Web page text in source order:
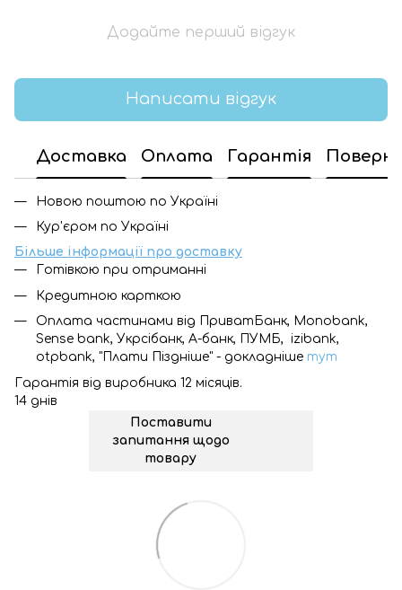
Додайте перший відгук
Написати відгук
Доставка Оплата Гарантія
Новою поштою по Україні
Кур'єром по Україні
Більше інформації про доставку
Готівкою при отриманні
Кредитною карткою
Оплата частинами від ПриватБанк, Monobank,
Sense bank, Укрсібанк, А-банк, ПУМБ, izibank,
otpbank, "Плати Піздніше" - докладніше тут
Гарантія від виробника 12 місяців.
14 днів
Поставити
запитання щодо
товару